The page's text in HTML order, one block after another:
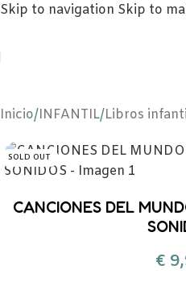
Skip to navigation Skip to
Inicio/INFANTIL/Libros
SOLD OUT
CANCIONES DEL
€